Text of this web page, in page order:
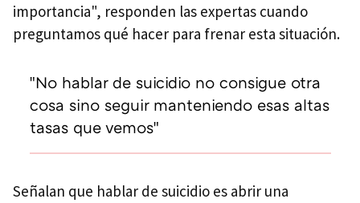
importancia", responden las expertas cuando
preguntamos qué hacer para frenar esta situación.
"No hablar de suicidio no consigue otra
cosa sino seguir manteniendo esas altas
tasas que vemos"
Señalan que hablar de suicidio es abrir una